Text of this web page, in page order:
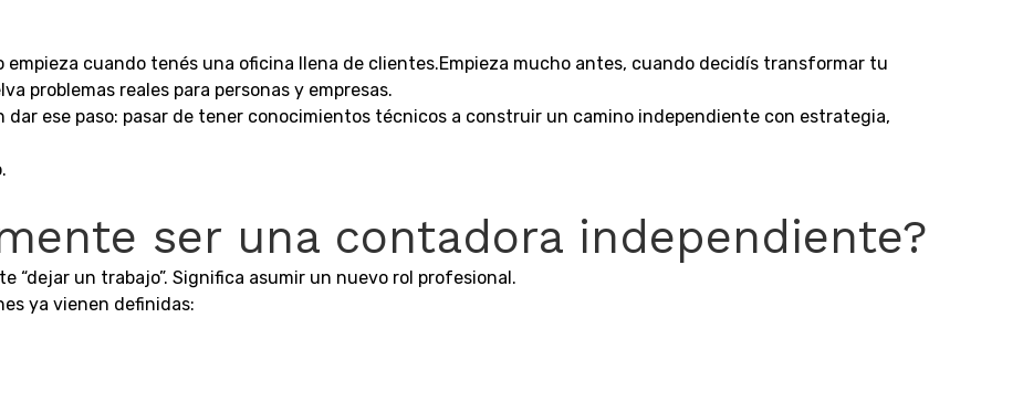
cuando tenés una oficina llena de clientes.Empieza mucho antes, cuando decidís transformar tu
problemas reales para personas y empresas.
dar ese paso: pasar de tener conocimientos técnicos a construir un camino independiente con estrategia,
ser una contadora independiente?
“dejar un trabajo”. Significa asumir un nuevo rol profesional.
ya vienen definidas: